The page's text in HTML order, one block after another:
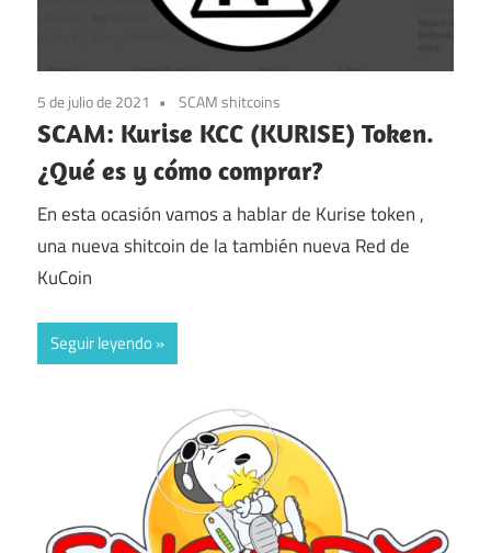
5 de julio de 2021 SCAM shitcoins
SCAM: Kurise KCC (KURISE) Token.
¿Qué es y cómo comprar?
En esta ocasión vamos a hablar de Kurise token ,
una nueva shitcoin de la también nueva Red de
KuCoin
Seguir leyendo